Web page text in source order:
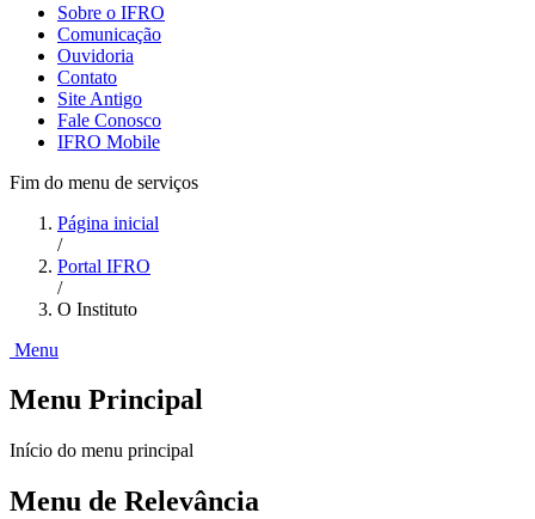
Sobre o IFRO
Comunicação
Ouvidoria
Contato
Site Antigo
Fale Conosco
IFRO Mobile
Fim do menu de serviços
Página inicial
/
Portal IFRO
/
O Instituto
Menu
Menu Principal
Início do menu principal
Menu de Relevância